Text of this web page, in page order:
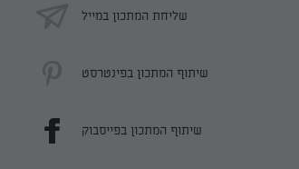
שליחת המתכון במייל
שיתוף המתכון בפינטרסט
שיתוף המתכון בפייסבוק